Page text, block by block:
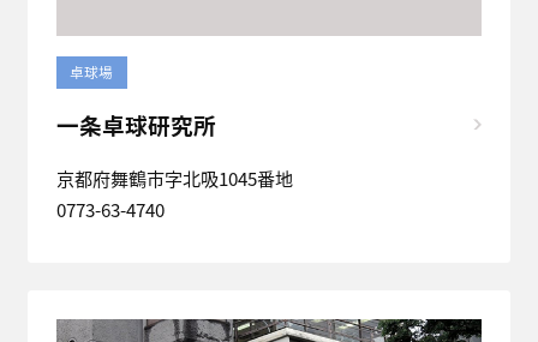
卓球場
一条卓球研究所
京都府舞鶴市字北吸1045番地
0773-63-4740